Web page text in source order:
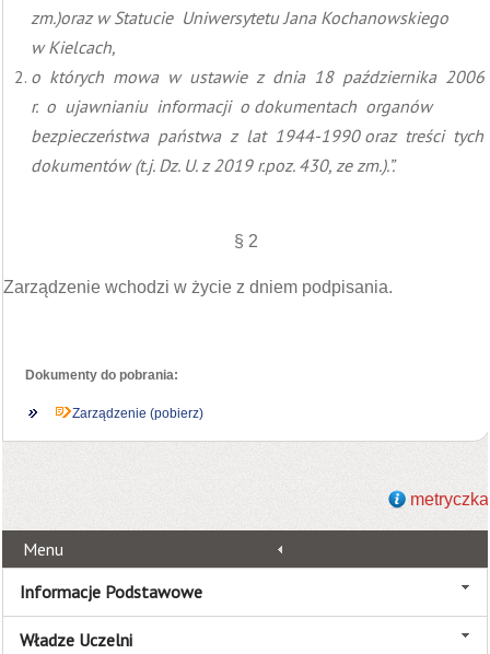
zm.)oraz w Statucie Uniwersytetu Jana Kochanowskiego
w Kielcach,
o których mowa w ustawie z dnia 18 października 2006
r. o ujawnianiu informacji o dokumentach organów
bezpieczeństwa państwa z lat 1944-1990 oraz treści tych
dokumentów (t.j. Dz. U. z 2019 r.poz. 430, ze zm.).”.
§ 2
Zarządzenie wchodzi w życie z dniem podpisania.
Dokumenty do pobrania:
Zarządzenie (pobierz)
metryczka
Menu
Informacje Podstawowe
Władze Uczelni